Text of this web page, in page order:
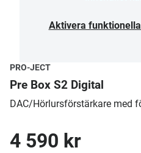
Aktivera
PRO-JECT
Pre Box S2 Digital
DAC/Hörlursförstärkare med
4 590 kr